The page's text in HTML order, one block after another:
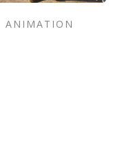
ANIMATION